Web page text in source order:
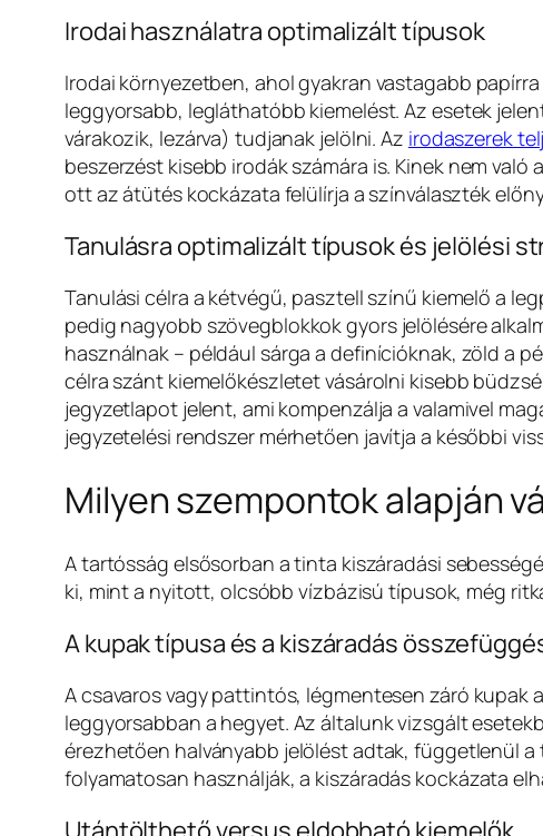
Irodai használatra optimalizált típusok
Irodai környezetben, ahol gyakran vastagabb
leggyorsabb, legláthatóbb kiemelést. Az esetek
várakozik, lezárva) tudjanak jelölni. Az irodaszerek
beszerzést kisebb irodák számára is. Kinek nem
ott az átütés kockázata felülírja a színválaszték
Tanulásra optimalizált típusok és jelölési
Tanulási célra a kétvégű, pasztell színű kiemelő a
pedig nagyobb szövegblokkok gyors jelölésére
használnak – például sárga a definícióknak, zöld a
célra szánt kiemelőkészletet vásárolni kisebb
jegyzetlapot jelent, ami kompenzálja a valamivel
jegyzetelési rendszer mérhetően javítja a későbbi
Milyen szempontok alapján
A tartósság elsősorban a tinta kiszáradási
ki, mint a nyitott, olcsóbb vízbázisú típusok, még
A kupak típusa és a kiszáradás
A csavaros vagy pattintós, légmentesen záró
leggyorsabban a hegyet. Az általunk vizsgált
érezhetően halványabb jelölést adtak, függetlenül
folyamatosan használják, a kiszáradás kockázata